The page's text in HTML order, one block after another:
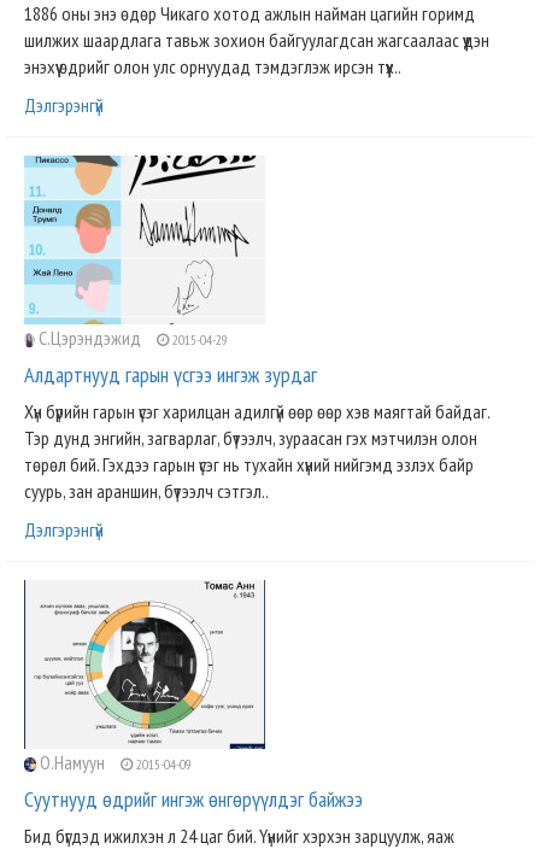
1886 оны энэ өдөр Чикаго хотод ажлын найман цагийн горимд
шилжих шаардлага тавьж зохион байгуулагдсан жагсаалаас үүдэн
энэхүү өдрийг олон улс орнуудад тэмдэглэж ирсэн түүх..
Дэлгэрэнгүй
С.Цэрэндэжид 2015-04-29
Алдартнууд гарын үсгээ ингэж зурдаг
Хүн бүрийн гарын үсэг харилцан адилгүй өөр өөр хэв маягтай байдаг.
Тэр дунд энгийн, загварлаг, бүтээлч, зураасан гэх мэтчилэн олон
төрөл бий. Гэхдээ гарын үсэг нь тухайн хүний нийгэмд эзлэх байр
суурь, зан араншин, бүтээлч сэтгэл..
Дэлгэрэнгүй
О.Намуун 2015-04-09
Суутнууд өдрийг ингэж өнгөрүүлдэг байжээ
Бид бүгдэд ижилхэн л 24 цаг бий. Үүнийг хэрхэн зарцуулж, яаж